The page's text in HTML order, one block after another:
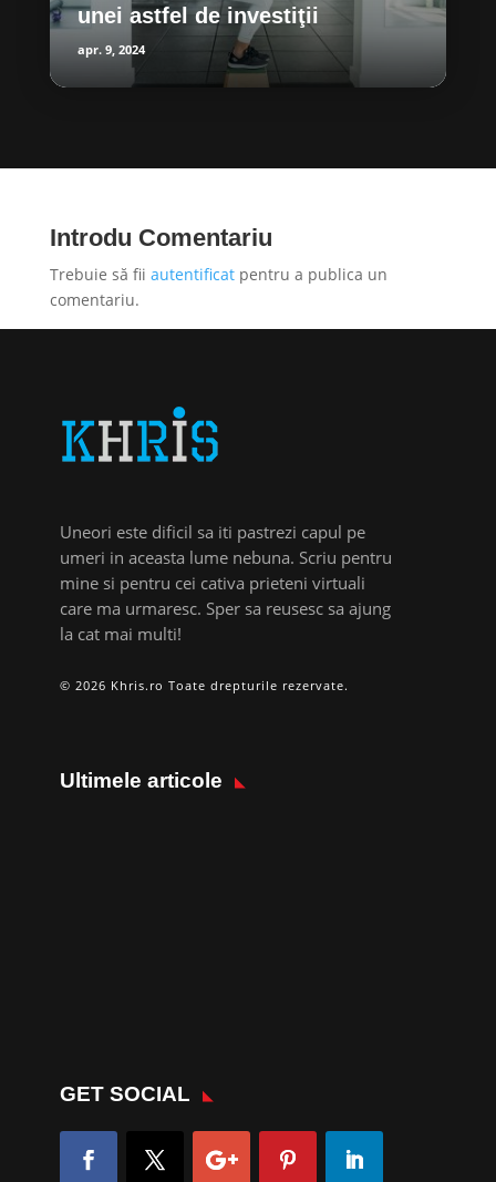
unei astfel de investiţii
apr. 9, 2024
Introdu Comentariu
Trebuie să fii autentificatpentru a publica un
comentariu.
Uneori este dificil sa iti pastrezi capul pe
umeri in aceasta lume nebuna. Scriu pentru
mine si pentru cei cativa prieteni virtuali
care ma urmaresc. Sper sa reusesc sa ajung
la cat mai multi!
© 2026 Khris.ro Toate drepturile rezervate.
Ultimele articole
GET SOCIAL